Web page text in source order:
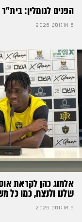
הפנים לגומלין: בית״ר
6 אוגוסט 2026
אלמוג כהן לקראת
שלנו ולנצח, כמו כל
5 אוגוסט 2026